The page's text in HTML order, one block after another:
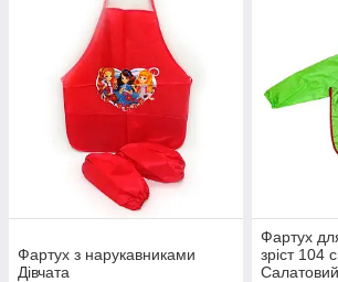
Фартух з нарукавниками
Дівчата
Фартух
зріст 104